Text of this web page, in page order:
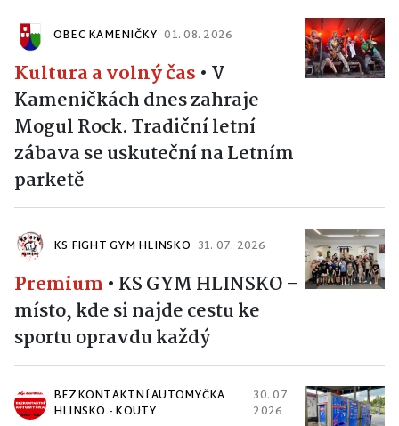
OBEC KAMENIČKY 01. 08. 2026
Kultura a volný čas • V
Kameničkách dnes zahraje
Mogul Rock. Tradiční letní
zábava se uskuteční na Letním
parketě
KS FIGHT GYM HLINSKO 31. 07. 2026
Premium • KS GYM HLINSKO –
místo, kde si najde cestu ke
sportu opravdu každý
BEZKONTAKTNÍ AUTOMYČKA
HLINSKO - KOUTY
30. 07.
2026